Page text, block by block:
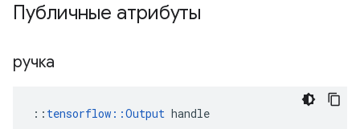
Публичные атрибуты
ручка
:: tensorflow::Output handle